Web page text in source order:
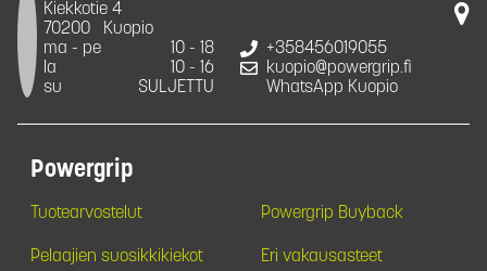
Kiekkotie 4
70200
Kuopio
ma - pe
10 - 18
la
10 - 16
su
SULJETTU
+358456019055
kuopio@powergrip.fi
WhatsApp Kuopio
Powergrip
Tuotearvostelut Powergrip Buyback
Pelaajien suosikkikiekot Eri vakausasteet